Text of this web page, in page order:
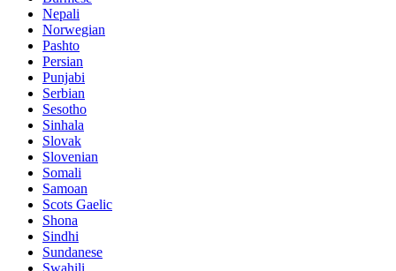
Nepali
Norwegian
Pashto
Persian
Punjabi
Serbian
Sesotho
Sinhala
Slovak
Slovenian
Somali
Samoan
Scots Gaelic
Shona
Sindhi
Sundanese
Swahili